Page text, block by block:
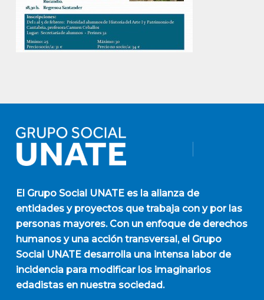
El Grupo Social UNATEes la alianza de
entidades y proyectos que trabaja con y por las
personas mayores. Con un enfoque de derechos
humanos y una acción transversal, el Grupo
Social UNATE desarrolla una intensa labor de
incidencia para modificar los imaginarios
edadistas en nuestra sociedad.